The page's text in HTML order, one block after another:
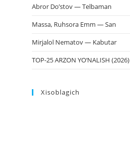
Abror Do’stov — Telbaman
Massa, Ruhsora Emm — San
Mirjalol Nematov — Kabutar
TOP-25 ARZON YO‘NALISH (2026)
Xisoblagich